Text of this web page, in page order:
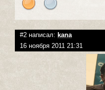
#2 написал: kana
16 ноября 2011 21:31